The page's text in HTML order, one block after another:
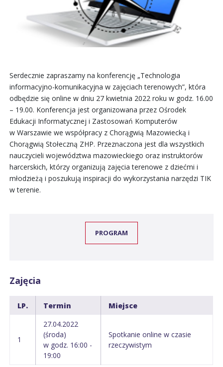
Serdecznie zapraszamy na konferencję „Technologia
informacyjno-komunikacyjna w zajęciach terenowych”, która
odbędzie się online w dniu 27 kwietnia 2022 roku w godz. 16.00
– 19.00. Konferencja jest organizowana przez Ośrodek
Edukacji Informatycznej i Zastosowań Komputerów
w Warszawie we współpracy z Chorągwią Mazowiecką i
Chorągwią Stołeczną ZHP. Przeznaczona jest dla wszystkich
nauczycieli województwa mazowieckiego oraz instruktorów
harcerskich, którzy organizują zajęcia terenowe z dziećmi i
młodzieżą i poszukują inspiracji do wykorzystania narzędzi TIK
w terenie.
PROGRAM
Zajęcia
LP. Termin Miejsce
1
27.04.2022
(środa)
w godz. 16:00 -
19:00
Spotkanie online w czasie
rzeczywistym